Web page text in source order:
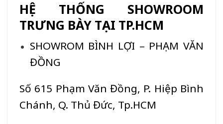
HỆ THỐNG SHOWROOM
TRƯNG BÀY TẠI TP.HCM
SHOWROM BÌNH LỢI – PHẠM VĂN
ĐỒNG
Số 615 Phạm Văn Đồng, P. Hiệp Bình
Chánh, Q. Thủ Đức, Tp.HCM